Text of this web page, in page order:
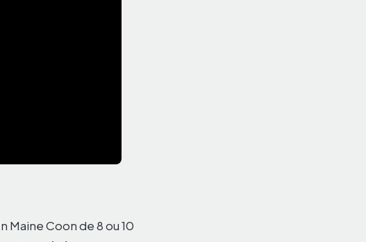
Maine Coon de 8 ou 10